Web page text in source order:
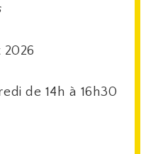
2026
de 14h à 16h30